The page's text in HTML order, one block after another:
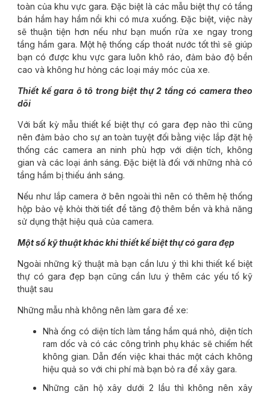
toàn của khu vực gara. Đặc biệt là các mẫu biệt thự có tầng
bán hầm hay hầm nổi khi có mưa xuống. Đặc biệt, việc này
sẽ thuận tiện hơn nếu như bạn muốn rửa xe ngay trong
tầng hầm gara. Một hệ thống cấp thoát nước tốt thì sẽ giúp
bạn có được khu vực gara luôn khô ráo, đảm bảo độ bền
cao và không hư hỏng các loại máy móc của xe.
Thiết kế gara ô tô trong biệt thự 2 tầng có camera theo
dõi
Với bất kỳ mẫu thiết kế biệt thự có gara đẹp nào thì cũng
nên đảm bảo cho sự an toàn tuyệt đối bằng việc lắp đặt hệ
thống các camera an ninh phù hợp với diện tích, không
gian và các loại ánh sáng. Đặc biệt là đối với những nhà có
tầng hầm bị thiếu ánh sáng.
Nếu như lắp camera ở bên ngoài thì nên có thêm hệ thống
hộp bảo vệ khỏi thời tiết để tăng độ thêm bền và khả năng
sử dụng thật hiệu quả của camera.
Một số kỹ thuật khác khi thiết kế biệt thự có gara đẹp
Ngoài những kỹ thuật mà bạn cần lưu ý thì khi thiết kế biệt
thự có gara đẹp bạn cũng cần lưu ý thêm các yếu tố kỹ
thuật sau
Những mẫu nhà không nên làm gara để xe:
Nhà ống có diện tích làm tầng hầm quá nhỏ, diện tích
ram dốc và có các công trình phụ khác sẽ chiếm hết
không gian. Dẫn đến việc khai thác một cách không
hiệu quả so với chi phí mà bạn bỏ ra để xây gara.
Những căn hộ xây dưới 2 lầu thì không nên xây